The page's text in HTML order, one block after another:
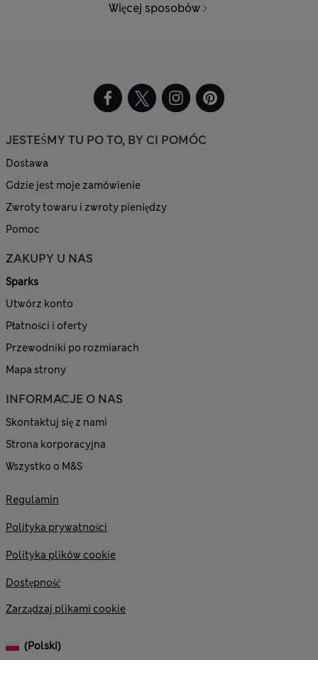
Więcej sposobów
JESTEŚMY TU PO TO, BY CI POMÓC
Dostawa
Gdzie jest moje zamówienie
Zwroty towaru i zwroty pieniędzy
Pomoc
ZAKUPY U NAS
Sparks
Utwórz konto
Płatności i oferty
Przewodniki po rozmiarach
Mapa strony
INFORMACJE O NAS
Skontaktuj się z nami
Strona korporacyjna
Wszystko o M&S
Regulamin
Polityka prywatności
Polityka plików cookie
Dostępność
Zarządzaj plikami cookie
(polski)